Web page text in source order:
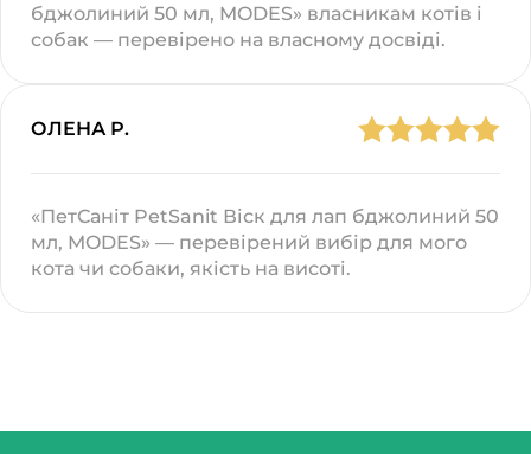
бджолиний 50 мл, MODES» власникам котів і
собак — перевірено на власному досвіді.
ОЛЕНА Р.
«ПетСаніт PetSanit Віск для лап бджолиний 50
мл, MODES» — перевірений вибір для мого
кота чи собаки, якість на висоті.